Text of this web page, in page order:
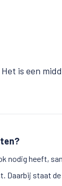
Het is een
nodig heeft,
Daarbij staat